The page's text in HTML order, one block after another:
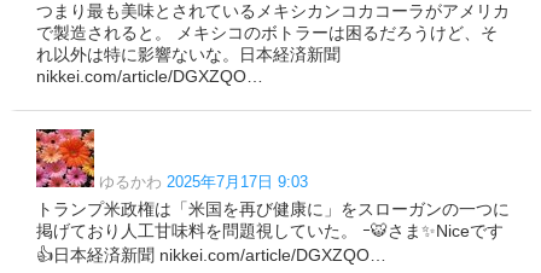
つまり最も美味とされているメキシカンコカコーラがアメリカ
で製造されると。 メキシコのボトラーは困るだろうけど、そ
れ以外は特に影響ないな。日本経済新聞
nikkei.com/article/DGXZQO…
ゆるかわ 2025年7月17日 9:03
トランプ米政権は「米国を再び健康に」をスローガンの一つに
掲げており人工甘味料を問題視していた。 ｰ🐯さま✨Niceです
👍日本経済新聞 nikkei.com/article/DGXZQO…